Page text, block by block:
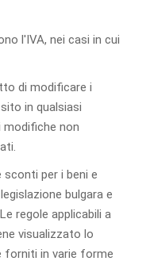
l'IVA, nei casi in cui
di modificare i
in qualsiasi
modifiche non
per i beni e
bulgara e
regole applicabili a
visualizzato lo
forniti in varie forme